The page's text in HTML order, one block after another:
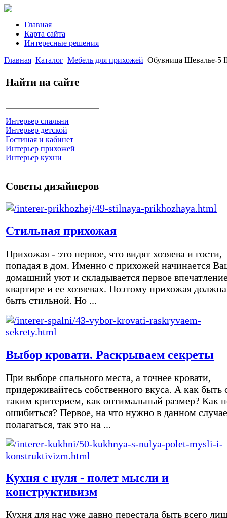
Главная
Карта сайта
Интересные решения
Главная Каталог Мебель для прихожей Обувница Шевалье-5
Найти на сайте
Интерьер спальни
Интерьер детской
Гостиная и кабинет
Интерьер прихожей
Интерьер кухни
Советы дизайнеров
Стильная прихожая
Прихожая - это первое, что видят хозяева и гости,
попадая в дом. Именно с прихожей начинается
домашний уют и складывается первое
квартире и ее хозяевах. Поэтому прихожая должна
быть стильной. Но ...
Выбор кровати. Раскрываем секреты
При выборе спального места, а точнее кровати,
придерживайтесь собственного вкуса. А как быть
таким критерием, как оптимальный размер? Как
ошибиться? Первое, на что нужно в данном случае
полагаться, так это на ...
Кухня с нуля - полет мысли и
конструктивизм
Кухня для нас уже давно перестала быть всего